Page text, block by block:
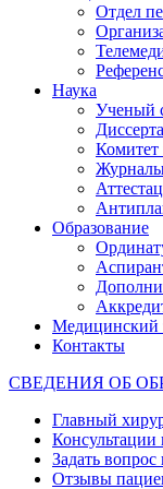
Отдел
Наука
Ученый
Комитет
Образование
Медицинский
Контакты
СВЕДЕНИЯ ОБ
Главный
Консультации
Задать вопрос
Отзывы